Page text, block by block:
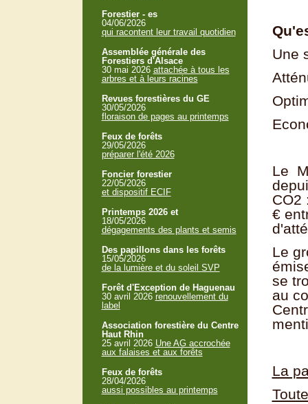
Une
Le
CO2
€
Le
se
au
La
Forestier - es
04/06/2026
qui racontent leur travail quotidien
Assemblée générale des
Forestiers d'Alsace
30 mai 2026 attachée à tous les
arbres et à leurs racines
Revues forestières du GE
30/05/2026
floraison de pages au printemps
Feux de forêts
29/05/2026
préparer l'été 2026
Foncier forestier
22/05/2026
et dispositif ECIF
Printemps 2026 et
18/05/2026
dégagements des plants et semis
Des papillons dans les forêts
15/05/2026
de la lumière et du soleil SVP
Forêt d'Exception de Haguenau
30 avril 2026 renouvellement du
label
Association forestière du Centre
Haut Rhin
25 avril 2026 Une AG accrochée
aux falaises et aux forêts
Feux de forêts
28/04/2026
aussi possibles au printemps